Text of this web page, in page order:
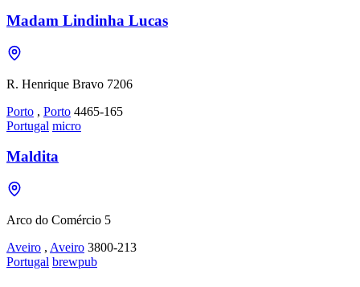
Madam Lindinha Lucas
R. Henrique Bravo 7206
Porto , Porto 4465-165
Portugal micro
Maldita
Arco do Comércio 5
Aveiro , Aveiro 3800-213
Portugal brewpub